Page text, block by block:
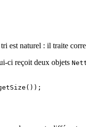
est naturel : il traite
ci reçoit deux objets